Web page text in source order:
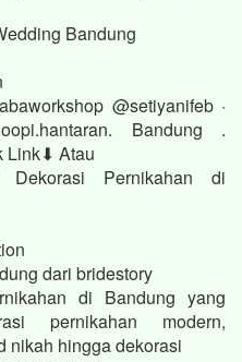
Bandung
@setiyanifeb ·
Bandung .
Link⬇ Atau
Dekorasi Pernikahan di
dari bridestory
di Bandung yang
pernikahan modern,
nikah hingga dekorasi